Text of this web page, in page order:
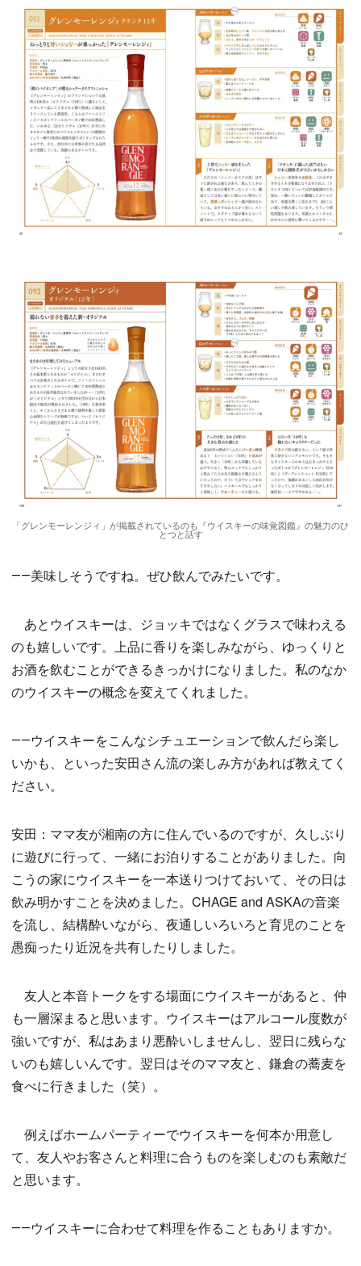
「グレンモーレンジィ」が掲載されているのも『ウイスキーの味覚図鑑』の魅力のひ
とつと話す
――美味しそうですね。ぜひ飲んでみたいです。
あとウイスキーは、ジョッキではなくグラスで味わえる
のも嬉しいです。上品に香りを楽しみながら、ゆっくりと
お酒を飲むことができるきっかけになりました。私のなか
のウイスキーの概念を変えてくれました。
――ウイスキーをこんなシチュエーションで飲んだら楽し
いかも、といった安田さん流の楽しみ方があれば教えてく
ださい。
安田：ママ友が湘南の方に住んでいるのですが、久しぶり
に遊びに行って、一緒にお泊りすることがありました。向
こうの家にウイスキーを一本送りつけておいて、その日は
飲み明かすことを決めました。CHAGE and ASKAの音楽
を流し、結構酔いながら、夜通しいろいろと育児のことを
愚痴ったり近況を共有したりしました。
友人と本音トークをする場面にウイスキーがあると、仲
も一層深まると思います。ウイスキーはアルコール度数が
強いですが、私はあまり悪酔いしませんし、翌日に残らな
いのも嬉しいんです。翌日はそのママ友と、鎌倉の蕎麦を
食べに行きました（笑）。
例えばホームパーティーでウイスキーを何本か用意し
て、友人やお客さんと料理に合うものを楽しむのも素敵だ
と思います。
――ウイスキーに合わせて料理を作ることもありますか。